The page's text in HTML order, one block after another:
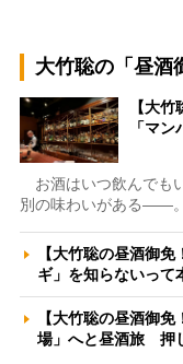
大竹聡の「昼酒
【大
「マ
お酒はいつ飲んでも
別の味わいがある――
【大竹聡の昼酒御
ギ」を知らないっ
【大竹聡の昼酒御
場」へと昼酒旅 押